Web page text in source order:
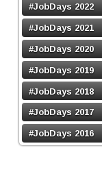
#JobDays 2022
#JobDays 2021
#JobDays 2020
#JobDays 2019
#JobDays 2018
#JobDays 2017
#JobDays 2016